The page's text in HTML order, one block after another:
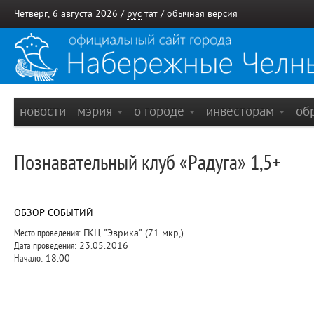
Четверг, 6 августа 2026 / рус тат / обычная версия
новости мэрия о городе инвесторам
Познавательный клуб «Радуга» 1,5+
ОБЗОР СОБЫТИЙ
Место проведения: ГКЦ "Эврика" (71 мкр,)
Дата проведения: 23.05.2016
Начало: 18.00